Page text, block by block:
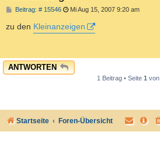
Beitrag: # 15546B
i
t
Mi Aug 15, 2007 9:20 am
zu den Kleinanzeigen
ANTWORTEN
1 Beitrag • Seite 1 von
Startseite Foren-Übersicht